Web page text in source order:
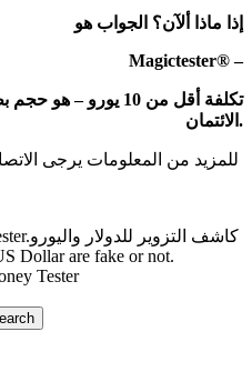
إذا ماذا ألآن؟ الجواب هو
Magictester® –
الائتمان.